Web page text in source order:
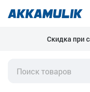
Скидка при